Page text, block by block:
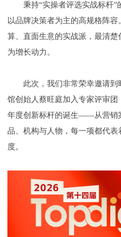
秉持“实操者评选实战标杆
以品牌决策者为主的高规格阵
算、直面生意的实战派，最清
为增长动力。
此次，我们非常荣幸邀请
馆创始人蔡旺庭加入专家评审团
年度创新标杆的诞生——从营销
品、机构与人物，每一项都代表
度。